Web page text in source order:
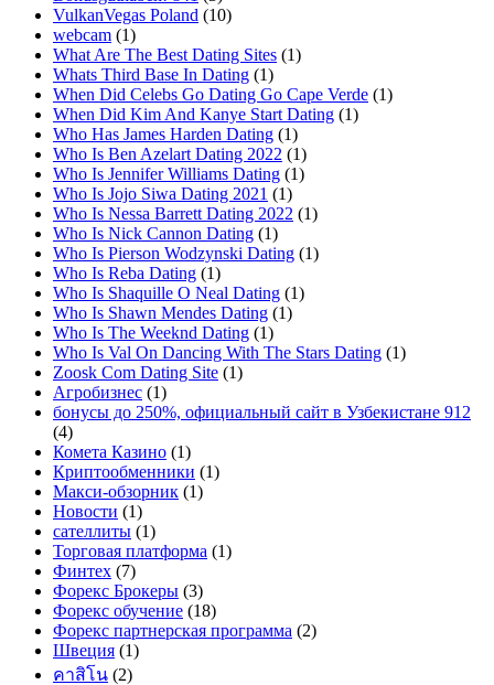
VulkanVegas Poland (10)
webcam (1)
What Are The Best Dating Sites (1)
Whats Third Base In Dating (1)
When Did Celebs Go Dating Go Cape Verde (1)
When Did Kim And Kanye Start Dating (1)
Who Has James Harden Dating (1)
Who Is Ben Azelart Dating 2022 (1)
Who Is Jennifer Williams Dating (1)
Who Is Jojo Siwa Dating 2021 (1)
Who Is Nessa Barrett Dating 2022 (1)
Who Is Nick Cannon Dating (1)
Who Is Pierson Wodzynski Dating (1)
Who Is Reba Dating (1)
Who Is Shaquille O Neal Dating (1)
Who Is Shawn Mendes Dating (1)
Who Is The Weeknd Dating (1)
Who Is Val On Dancing With The Stars Dating (1)
Zoosk Com Dating Site (1)
Агробизнес (1)
бонусы до 250%, официальный сайт в Узбекистане 912
(4)
Комета Казино (1)
Криптообменники (1)
Макси-обзорник (1)
Новости (1)
сателлиты (1)
Торговая платформа (1)
Финтех (7)
Форекс Брокеры (3)
Форекс обучение (18)
Форекс партнерская программа (2)
Швеция (1)
คาสิโน (2)